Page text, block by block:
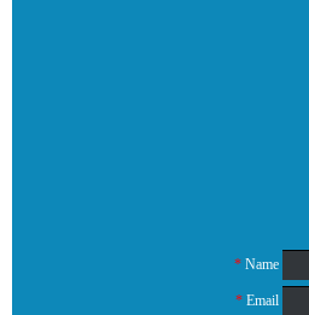
Name